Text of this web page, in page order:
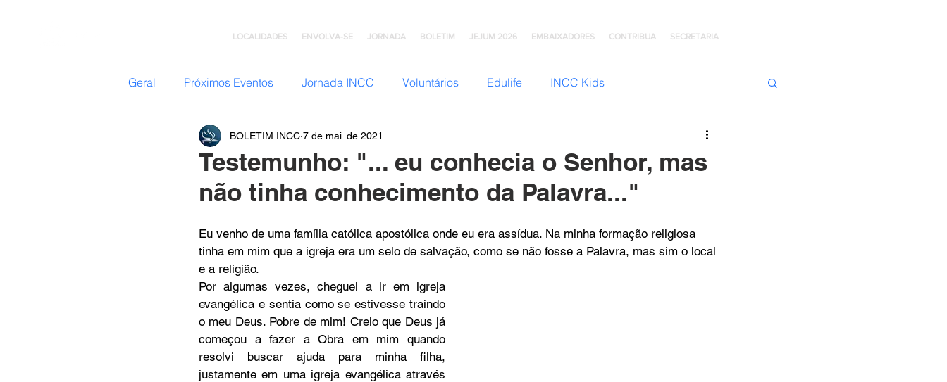
LOCALIDADES ENVOLVA-SE JORNADA BOLETIM JEJUM 2026 EMBAIXADORES CONTRIBUA SECRETARIA
Geral Próximos Eventos Jornada INCC Voluntários Edulife INCC Kids
Nazateen (Adolescentes) JNI (Jovens)
GC: Grupo de Comunhão Testemunhos Grupo Ana Brasil Colégio Jaime Kratz
Flavio Valvassoura Acolhimento INCC Extensões Nazareno Central Music Kingdom
Retiro com Deus Teatro INCC Artesanato INCC
MC Nazarenos Compaixão Bazar Missionário
Testemunho: "... eu conhecia o Senhor, mas
não tinha conhecimento da Palavra..."
BOLETIM INCC 7 de mai. de 2021
Eu venho de uma família católica apostólica onde eu era assídua. Na minha formação religiosa
tinha em mim que a igreja era um selo de salvação, como se não fosse a Palavra, mas sim o local
e a religião.
Por algumas vezes, cheguei a ir em igreja
evangélica e sentia como se estivesse traindo
o meu Deus. Pobre de mim! Creio que Deus já
começou a fazer a Obra em mim quando
resolvi buscar ajuda para minha filha,
justamente em uma igreja evangélica através